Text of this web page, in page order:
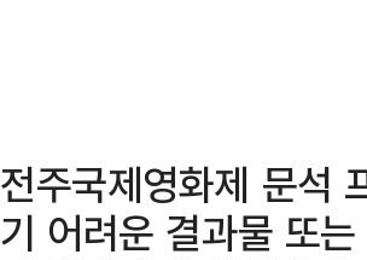
전주국제영화제 문석
기 어려운 결과물 또